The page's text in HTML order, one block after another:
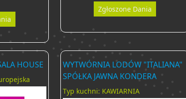
Zgłoszone Dania
HOUSE
WYTWÓRNIA LODÓW "ITALIANA"
SPÓŁKA JAWNA KONDERA
Typ kuchni: KAWIARNIA